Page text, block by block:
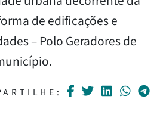
de edificações e
– Polo Geradores de